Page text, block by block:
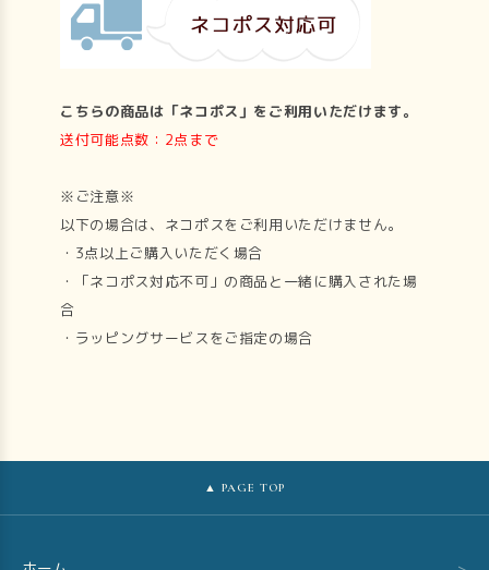
こちらの商品は「ネコポス」をご利用いただけます。
送付可能点数：2点まで
※ご注意※
以下の場合は、ネコポスをご利用いただけません。
・3点以上ご購入いただく場合
・「ネコポス対応不可」の商品と一緒に購入された場
合
・ラッピングサービスをご指定の場合
▲ PAGE TOP